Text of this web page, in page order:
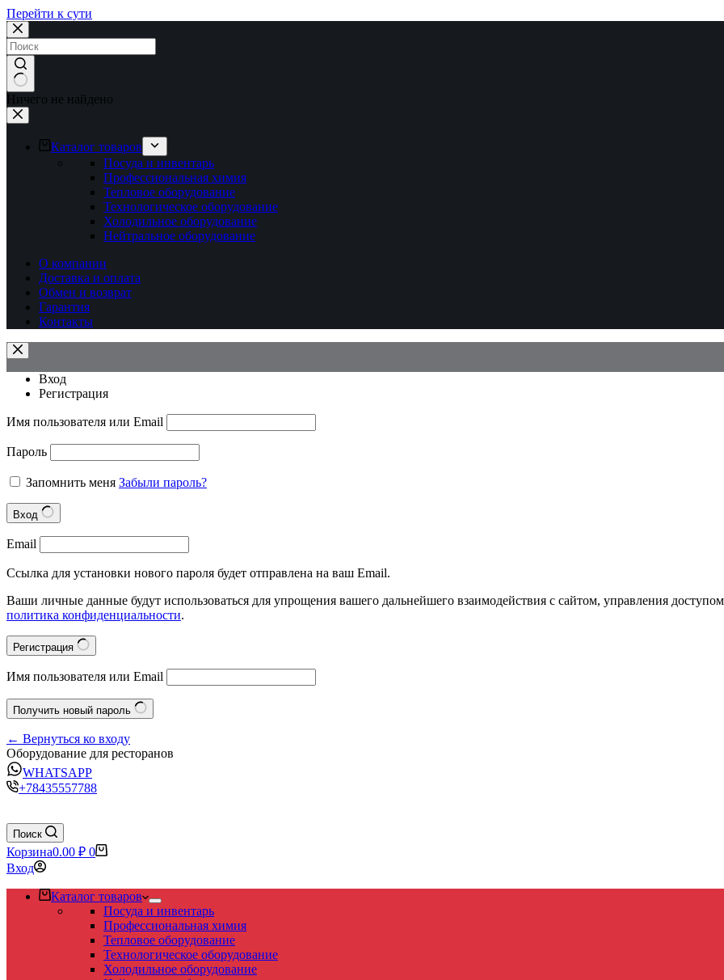
Перейти к сути
Ничего не найдено
Каталог товаров
Посуда и инвентарь
Профессиональная химия
Тепловое оборудование
Технологическое оборудование
Холодильное оборудование
Нейтральное оборудование
О компании
Доставка и оплата
Обмен и возврат
Гарантия
Контакты
Вход
Регистрация
Имя пользователя или Email
Пароль
Запомнить меня Забыли пароль?
Вход
Email
Ссылка для установки нового пароля будет отправлена на ваш Email.
Ваши личные данные будут использоваться для упрощения вашего дальнейшего взаимодействия с сайтом, управления
политика конфиденциальности.
Регистрация
Имя пользователя или Email
Получить новый пароль
← Вернуться ко входу
Оборудование для ресторанов
WHATSAPP
+78435557788
Поиск
Корзина0.00 ₽ 0
Вход
Каталог товаров
Посуда и инвентарь
Профессиональная химия
Тепловое оборудование
Технологическое оборудование
Холодильное оборудование